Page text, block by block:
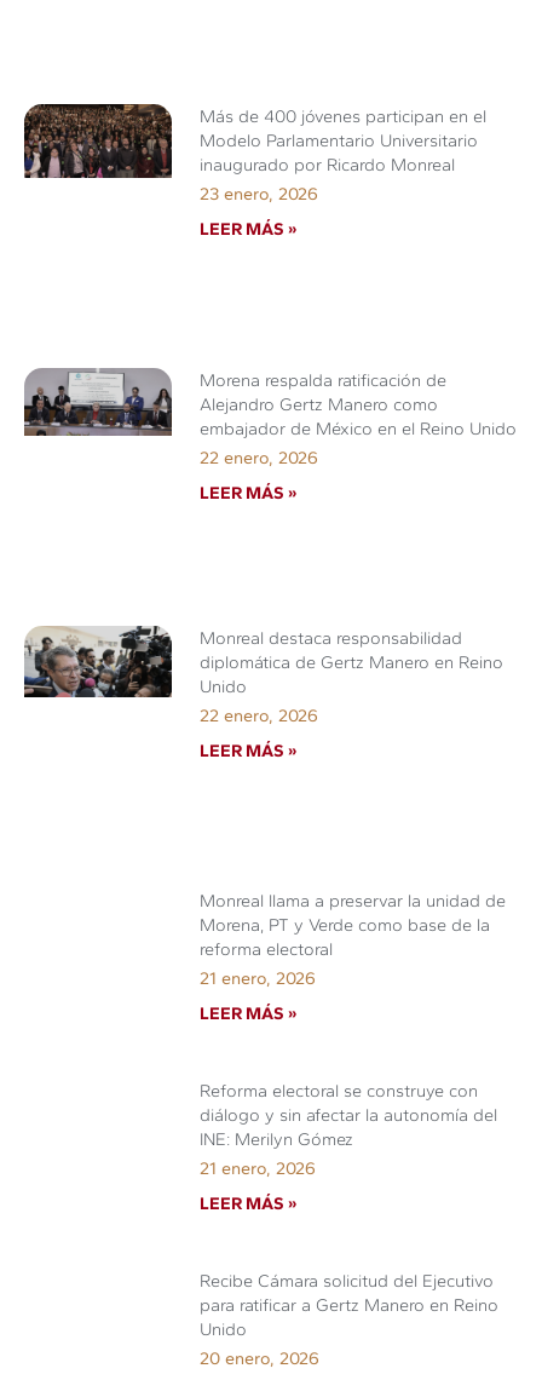
Más de 400 jóvenes participan en el
Modelo Parlamentario Universitario
inaugurado por Ricardo Monreal
23 enero, 2026
LEER MÁS »
Morena respalda ratificación de
Alejandro Gertz Manero como
embajador de México en el Reino Unido
22 enero, 2026
LEER MÁS »
Monreal destaca responsabilidad
diplomática de Gertz Manero en Reino
Unido
22 enero, 2026
LEER MÁS »
Monreal llama a preservar la unidad de
Morena, PT y Verde como base de la
reforma electoral
21 enero, 2026
LEER MÁS »
Reforma electoral se construye con
diálogo y sin afectar la autonomía del
INE: Merilyn Gómez
21 enero, 2026
LEER MÁS »
Recibe Cámara solicitud del Ejecutivo
para ratificar a Gertz Manero en Reino
Unido
20 enero, 2026